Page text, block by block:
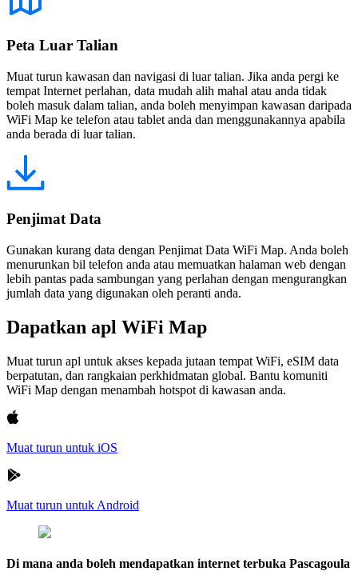
Peta Luar Talian
Muat turun kawasan dan navigasi di luar talian. Jika anda pergi ke
tempat Internet perlahan, data mudah alih mahal atau anda tidak
boleh masuk dalam talian, anda boleh menyimpan kawasan daripada
WiFi Map ke telefon atau tablet anda dan menggunakannya apabila
anda berada di luar talian.
Penjimat Data
Gunakan kurang data dengan Penjimat Data WiFi Map. Anda boleh
menurunkan bil telefon anda atau memuatkan halaman web dengan
lebih pantas pada sambungan yang perlahan dengan mengurangkan
jumlah data yang digunakan oleh peranti anda.
Dapatkan apl WiFi Map
Muat turun apl untuk akses kepada jutaan tempat WiFi, eSIM data
berpatutan, dan rangkaian perkhidmatan global. Bantu komuniti
WiFi Map dengan menambah hotspot di kawasan anda.
Muat turun untuk iOS
Muat turun untuk Android
Di mana anda boleh mendapatkan internet terbuka Pascagoula